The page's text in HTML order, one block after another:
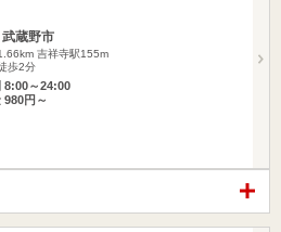
蔵野市
吉祥寺駅155m
歩2分
8:00～24:00
980円～